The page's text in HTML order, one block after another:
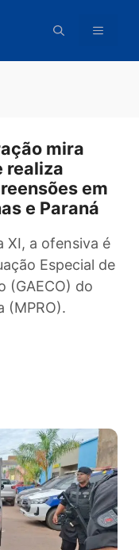
mira
e realiza
XI, a ofensiva
Especial
(GAECO) do
(MPRO).